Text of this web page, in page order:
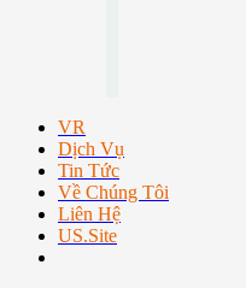
VR
Dịch Vụ
Tin Tức
Về Chúng Tôi
Liên Hệ
US.Site